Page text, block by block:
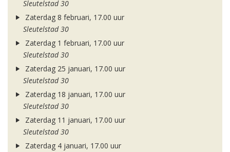
Sleutelstad 30
Zaterdag 8 februari, 17.00 uur
Sleutelstad 30
Zaterdag 1 februari, 17.00 uur
Sleutelstad 30
Zaterdag 25 januari, 17.00 uur
Sleutelstad 30
Zaterdag 18 januari, 17.00 uur
Sleutelstad 30
Zaterdag 11 januari, 17.00 uur
Sleutelstad 30
Zaterdag 4 januari, 17.00 uur